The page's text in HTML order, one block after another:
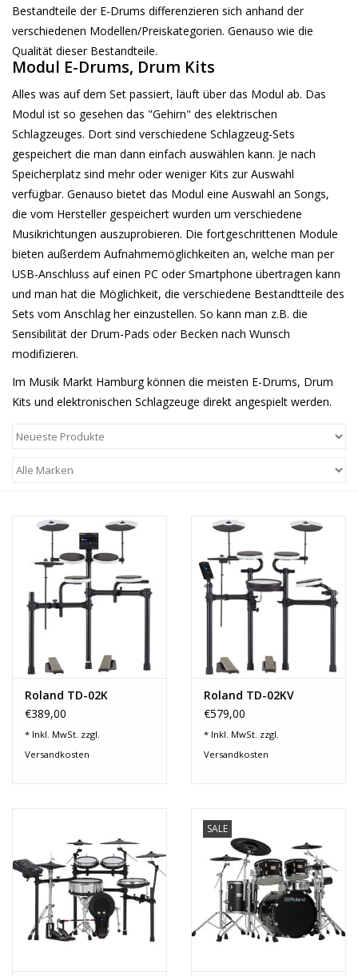
PA-Anlage
Traditionelle Instrumente
Signalprozessoren & Effekte
Star-Club Merch
Sound Equipment
Vermietung
Noten-Zubehör
Jobbörse
Marken
Bestandteile der E-Drums differenzieren sich anhand der
verschiedenen Modellen/Preiskategorien. Genauso wie die
Qualität dieser Bestandteile.
Modul E-Drums, Drum Kits
Alles was auf dem Set passiert, läuft über das Modul ab. Das
Modul ist so gesehen das "Gehirn" des elektrischen
Schlagzeuges. Dort sind verschiedene Schlagzeug-Sets
gespeichert die man dann einfach auswählen kann. Je nach
Speicherplatz sind mehr oder weniger Kits zur Auswahl
verfügbar. Genauso bietet das Modul eine Auswahl an Songs,
die vom Hersteller gespeichert wurden um verschiedene
Musikrichtungen auszuprobieren. Die fortgeschrittenen Module
bieten außerdem Aufnahmemöglichkeiten an, welche man per
USB-Anschluss auf einen PC oder Smartphone übertragen kann
und man hat die Möglichkeit, die verschiedene Bestandtteile des
Sets vom Anschlag her einzustellen. So kann man z.B. die
Sensibilität der Drum-Pads oder Becken nach Wunsch
modifizieren.
Im Musik Markt Hamburg können die meisten E-Drums, Drum
Kits und elektronischen Schlagzeuge direkt angespielt werden.
Roland TD-02K
€389,00
* Inkl. MwSt. zzgl.
Versandkosten
Roland TD-02KV
€579,00
* Inkl. MwSt. zzgl.
Versandkosten
SALE